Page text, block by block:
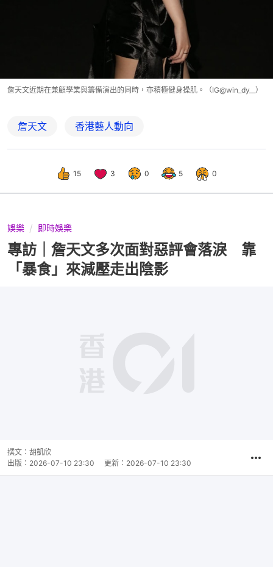
詹天文近期在兼顧學業與籌備演出的同時，亦積極健身操肌。（IG@win_dy__）
詹天文 香港藝人動向
15 3 0 5 0
娛樂 即時娛樂
專訪｜詹天文多次面對惡評會落淚 靠
「暴食」來減壓走出陰影
撰文： 胡凱欣
出版： 2026-07-10 23:30 更新： 2026-07-10 23:30